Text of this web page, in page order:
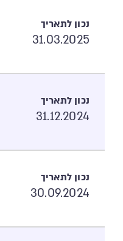
31.03.2025
31.12.2024
30.09.2024